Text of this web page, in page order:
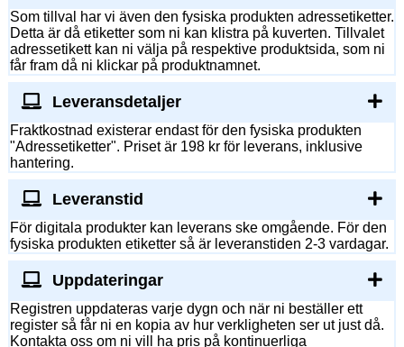
Som tillval har vi även den fysiska produkten adressetiketter.
Detta är då etiketter som ni kan klistra på kuverten. Tillvalet
adressetikett kan ni välja på respektive produktsida, som ni
får fram då ni klickar på produktnamnet.
Leveransdetaljer
Fraktkostnad existerar endast för den fysiska produkten
"Adressetiketter". Priset är 198 kr för leverans, inklusive
hantering.
Leveranstid
För digitala produkter kan leverans ske omgående. För den
fysiska produkten etiketter så är leveranstiden 2-3 vardagar.
Uppdateringar
Registren uppdateras varje dygn och när ni beställer ett
register så får ni en kopia av hur verkligheten ser ut just då.
Kontakta oss om ni vill ha pris på kontinuerliga